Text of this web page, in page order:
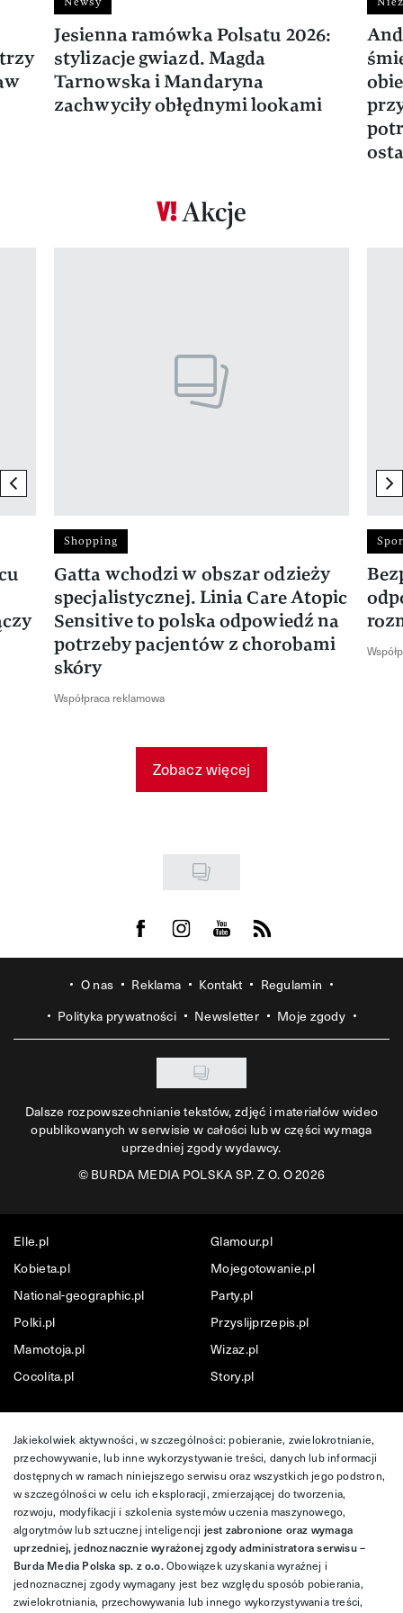
Jesienna ramówka Polsatu 2026:
stylizacje gwiazd. Magda
Tarnowska i Mandaryna
zachwyciły obłędnymi lookami
Akcje
previous element
Shopping
Gatta wchodzi w obszar odzieży
specjalistycznej. Linia Care Atopic
Sensitive to polska odpowiedź na
potrzeby pacjentów z chorobami
skóry
Współpraca reklamowa
Zobacz więcej
Visit us on Facebook
Visit us on Instagram
Visit us on Youtube
Visit us on Rss
O nas Reklama Kontakt
Regulamin
Polityka prywatności
Newsletter Moje zgody
Dalsze rozpowszechnianie tekstów, zdjęć i materiałów wideo
opublikowanych w serwisie w całości lub w części wymaga
uprzedniej zgody wydawcy.
©BURDA MEDIA POLSKA SP. Z O. O 2026
Elle.pl
Glamour.pl
Kobieta.pl
Mojegotowanie.pl
National-geographic.pl
Party.pl
Polki.pl
Przyslijprzepis.pl
Mamotoja.pl
Wizaz.pl
Cocolita.pl
Story.pl
Jakiekolwiek aktywności, w szczególności: pobieranie, zwielokrotnianie,
przechowywanie, lub inne wykorzystywanie treści, danych lub informacji
dostępnych w ramach niniejszego serwisu oraz wszystkich jego podstron,
w szczególności w celu ich eksploracji, zmierzającej do tworzenia,
rozwoju, modyfikacji i szkolenia systemów uczenia maszynowego,
algorytmów lub sztucznej inteligencji jest zabronione oraz wymaga
uprzedniej, jednoznacznie wyrażonej zgody administratora serwisu –
Burda Media Polska sp. z o.o.Obowiązek uzyskania wyraźnej i
jednoznacznej zgody wymagany jest bez względu sposób pobierania,
zwielokrotniania, przechowywania lub innego wykorzystywania treści,